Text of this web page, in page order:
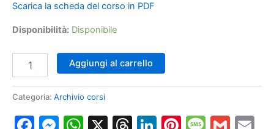
Scarica la scheda del corso in PDF
Disponibilità: Disponibile
Impianto
Midline,
Roma
Aggiungi al carrello
Categoria: Archivio corsi